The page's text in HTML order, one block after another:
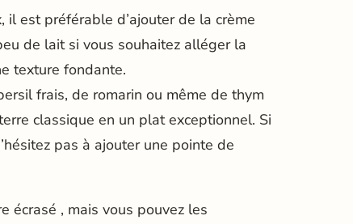
est préférable d’ajouter de la crème
de lait si vous souhaitez alléger la
texture fondante.
frais, de romarin ou même de thym
classique en un plat exceptionnel. Si
pas à ajouter une pointe de
écrasé , mais vous pouvez les